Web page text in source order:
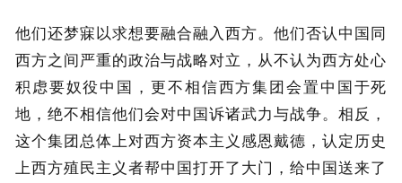
他们还梦寐以求想要融合融入西方。他们否认中国同
西方之间严重的政治与战略对立，从不认为西方处心
积虑要奴役中国，更不相信西方集团会置中国于死
地，绝不相信他们会对中国诉诸武力与战争。相反，
这个集团总体上对西方资本主义感恩戴德，认定历史
上西方殖民主义者帮中国打开了大门，给中国送来了